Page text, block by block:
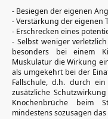
- Besiegen der eigenen
- Verstärkung der eigenen
- Erschrecken eines
- Selbst weniger
besonders bei einem
Muskulatur die Wirkung
als umgekehrt bei der
Fallschule, d.h. durch
zusätzliche
Knochenbrüche beim
mindestens sozusagen